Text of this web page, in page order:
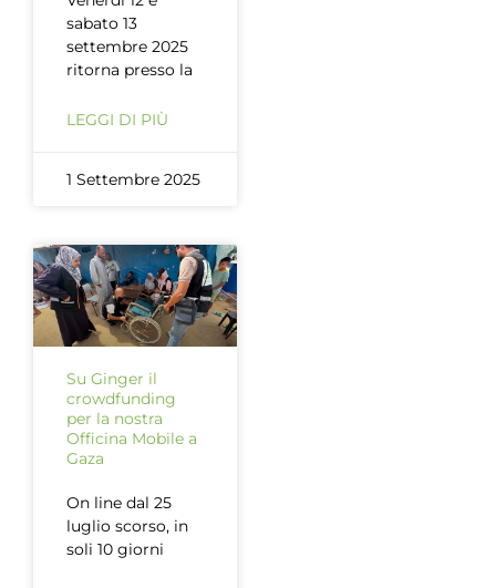
sabato 13
settembre 2025
ritorna presso la
LEGGI DI PIÙ
1 Settembre 2025
Su Ginger il
crowdfunding
per la nostra
Officina Mobile a
Gaza
On line dal 25
luglio scorso, in
soli 10 giorni